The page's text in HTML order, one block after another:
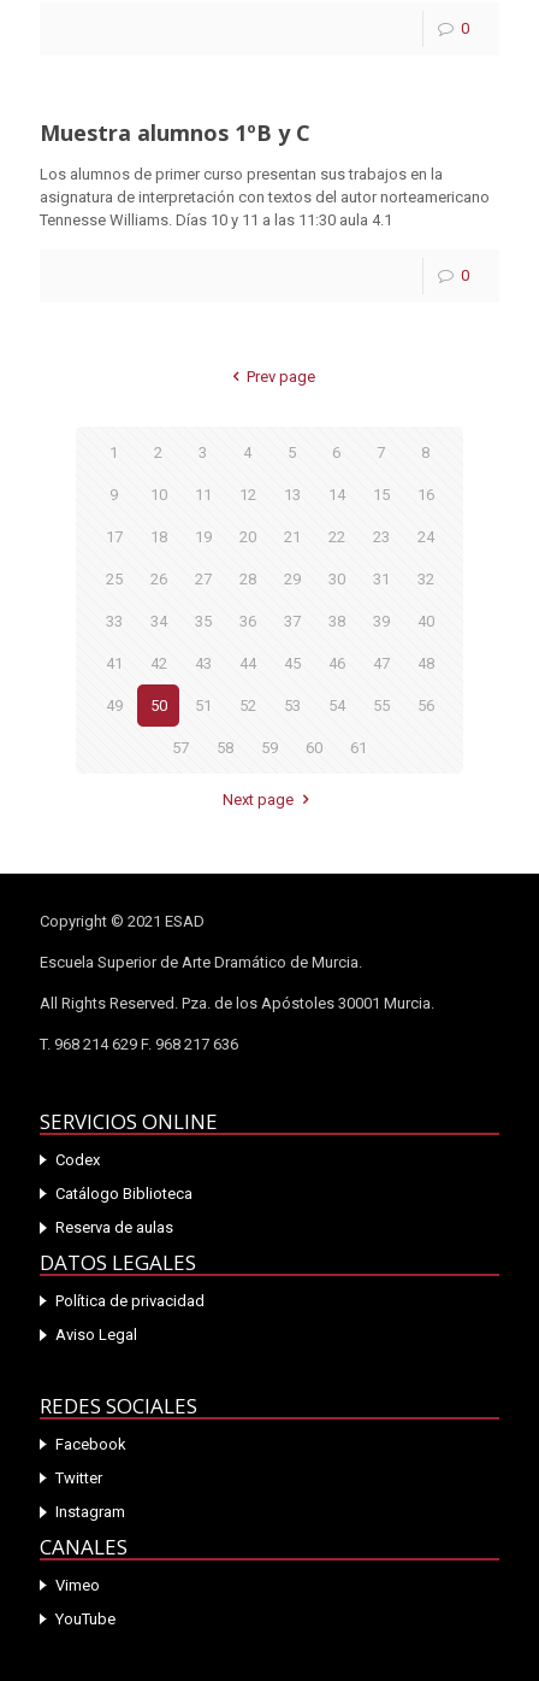
0
Muestra alumnos 1ºB y C
Los alumnos de primer curso presentan sus trabajos en la
asignatura de interpretación con textos del autor norteamericano
Tennesse Williams. Días 10 y 11 a las 11:30 aula 4.1
0
Prev page
1 2 3 4 5 6 7 8
9 10 11 12 13 14 15 16
17 18 19 20 21 22 23 24
25 26 27 28 29 30 31 32
33 34 35 36 37 38 39 40
41 42 43 44 45 46 47 48
49 50 51 52 53 54 55 56
57 58 59 60 61
Next page
Copyright © 2021 ESAD
Escuela Superior de Arte Dramático de Murcia.
All Rights Reserved. Pza. de los Apóstoles 30001 Murcia.
T. 968 214 629 F. 968 217 636
SERVICIOS ONLINE
Codex
Catálogo Biblioteca
Reserva de aulas
DATOS LEGALES
Política de privacidad
Aviso Legal
REDES SOCIALES
Facebook
Twitter
Instagram
CANALES
Vimeo
YouTube